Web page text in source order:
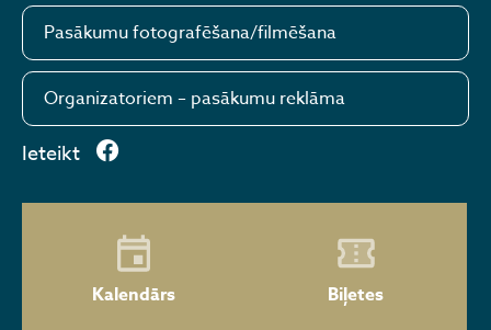
Pasākumu fotografēšana/filmēšana
Organizatoriem – pasākumu reklāma
Ieteikt
Kalendārs Biļetes